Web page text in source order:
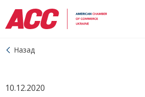
Назад
10.12.2020